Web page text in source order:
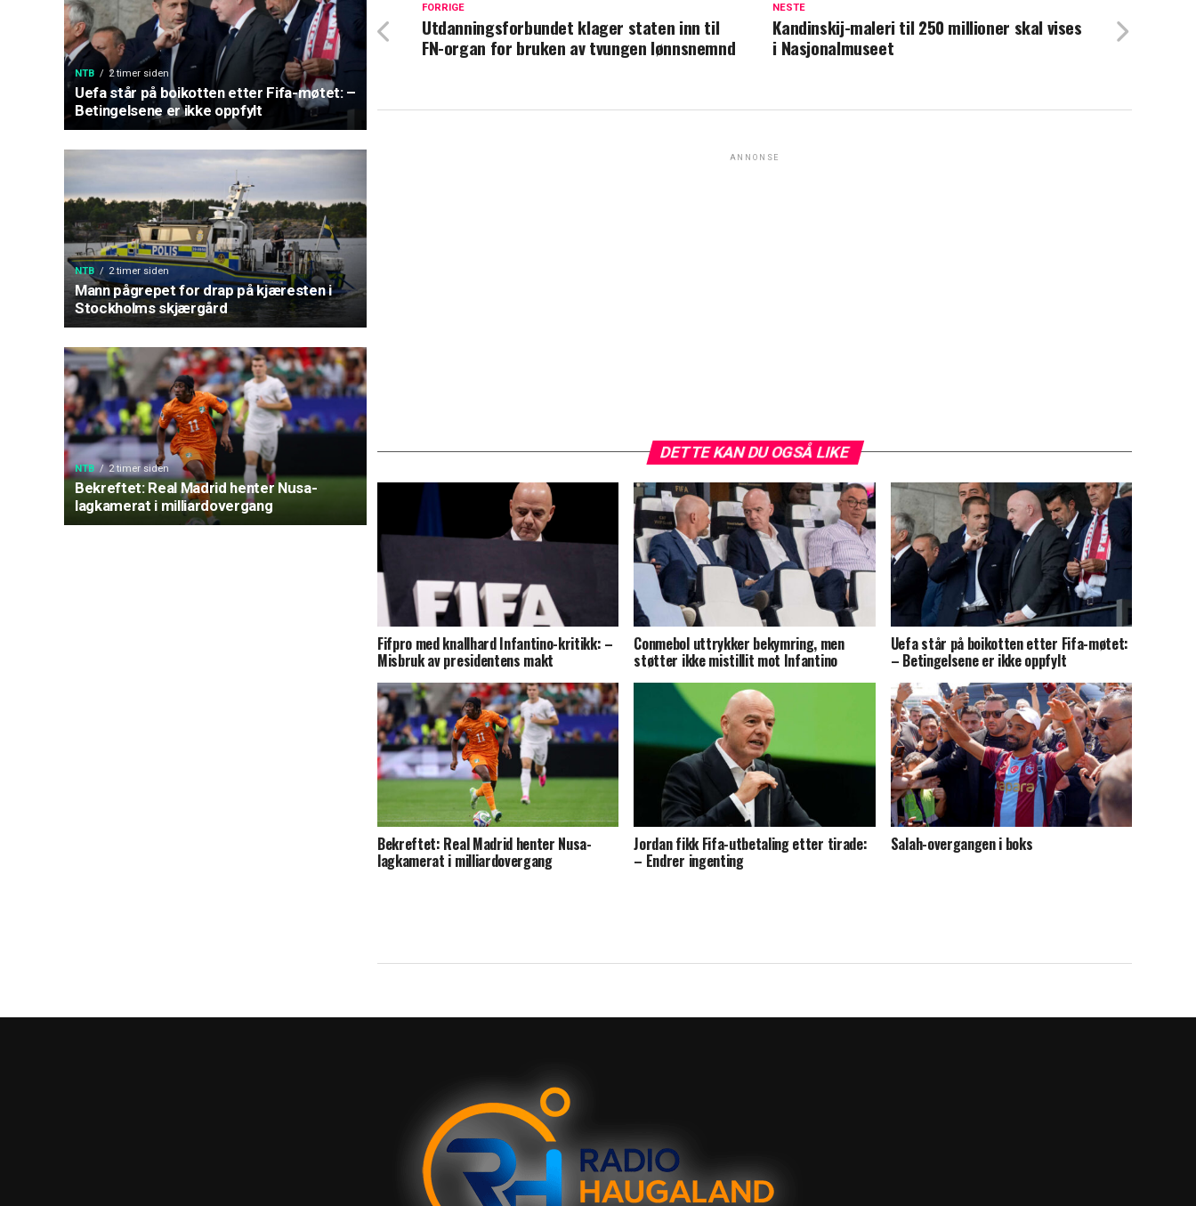
NTB 2 timer siden
Uefa står på boikotten etter Fifa-møtet: –
Betingelsene er ikke oppfylt
NTB 2 timer siden
Mann pågrepet for drap på kjæresten i
Stockholms skjærgård
NTB 2 timer siden
Bekreftet: Real Madrid henter Nusa-
lagkamerat i milliardovergang
NESTE
Kandinskij-maleri til 250 millioner skal vises
i Nasjonalmuseet
FORRIGE
Utdanningsforbundet klager staten inn til
FN-organ for bruken av tvungen lønnsnemnd
ANNONSE
DETTE KAN DU OGSÅ LIKE
Fifpro med knallhard Infantino-kritikk: –
Misbruk av presidentens makt
Conmebol uttrykker bekymring, men
støtter ikke mistillit mot Infantino
Uefa står på boikotten etter Fifa-møtet:
– Betingelsene er ikke oppfylt
Bekreftet: Real Madrid henter Nusa-
lagkamerat i milliardovergang
Jordan fikk Fifa-utbetaling etter tirade:
– Endrer ingenting
Salah-overgangen i boks